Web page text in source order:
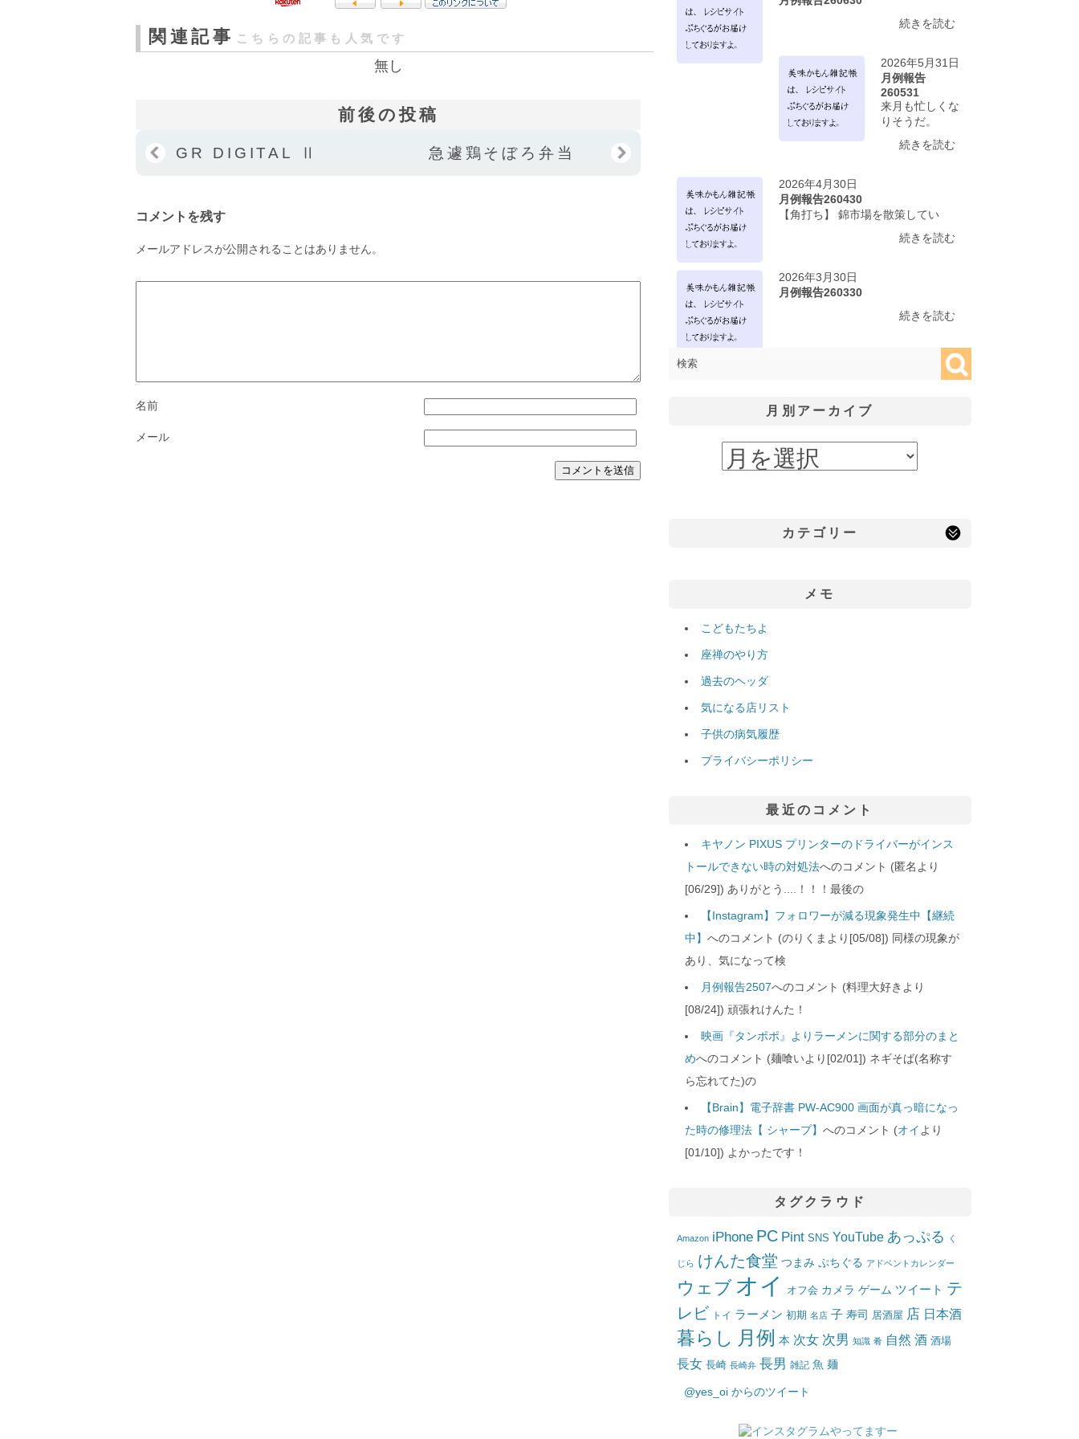
関連記事 こちらの記事も人気です
無し
前後の投稿
GR DIGITAL Ⅱ 急遽鶏そぼろ弁当
コメントを残す
メールアドレスが公開されることはありません。
名前
メール
続きを読む
2026年5月31日
月例報告
260531
来月も忙しくな
りそうだ。
続きを読む
2026年4月30日
月例報告260430
【角打ち】 錦市場を散策してい
続きを読む
2026年3月30日
月例報告260330
続きを読む
月別アーカイブ
カテゴリー
メモ
こどもたちよ
座禅のやり方
過去のヘッダ
気になる店リスト
子供の病気履歴
プライバシーポリシー
最近のコメント
キヤノン PIXUS プリンターのドライバーがインス
トールできない時の対処法へのコメント (匿名より
[06/29]) ありがとう....！！！最後の
【Instagram】フォロワーが減る現象発生中【継続
中】へのコメント (のりくまより[05/08]) 同様の現象が
あり、気になって検
月例報告2507へのコメント (料理大好きより
[08/24]) 頑張れけんた！
映画『タンポポ』よりラーメンに関する部分のまと
めへのコメント (麺喰いより[02/01]) ネギそば(名称す
ら忘れてた)の
【Brain】電子辞書 PW-AC900 画面が真っ暗になっ
た時の修理法【 シャープ】へのコメント (オイ より
[01/10]) よかったです！
タグクラウド
Amazon iPhone PC Pint SNS YouTube あっぷる く
じら けんた食堂 つまみ ぷちぐる アドベントカレンダー
ウェブ オイ オフ会 カメラ ゲーム ツイート テ
レビ トイ ラーメン 初期 名店 子 寿司 居酒屋 店 日本酒
暮らし 月例 本 次女 次男 知識 肴 自然 酒 酒場
長女 長崎 長崎弁 長男 雑記 魚 麺
@yes_oi からのツイート